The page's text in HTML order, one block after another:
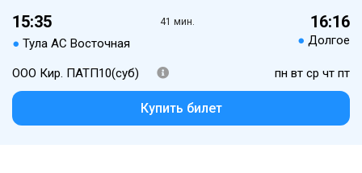
15:35
● Тула АС Восточная
41 мин. 16:16
● Долгое
ООО Кир. ПАТП10(суб) пн вт ср чт пт
Купить билет